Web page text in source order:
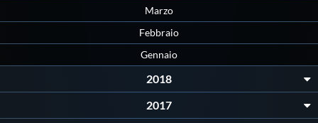
Marzo
Febbraio
Gennaio
2018
2017